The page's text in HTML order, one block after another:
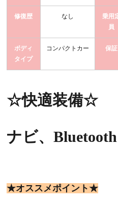
修復歴 なし
乗用
員
ボディ
タイプ
コンパクトカー 保証
☆快適装備☆
ナビ、Bluetooth
★オススメポイント★